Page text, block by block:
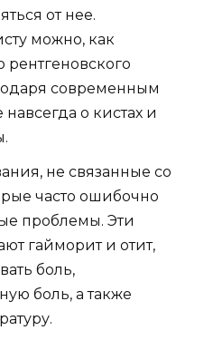
от нее.
можно, как
современным
о кистах и
не связанные со
часто ошибочно
проблемы. Эти
гайморит и отит,
боль,
боль, а также